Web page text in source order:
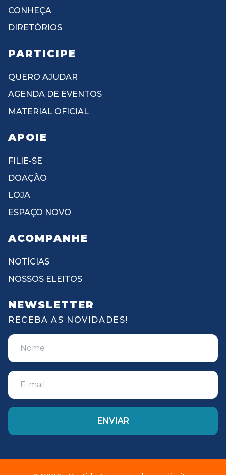
CONHEÇA
DIRETÓRIOS
PARTICIPE
QUERO AJUDAR
AGENDA DE EVENTOS
MATERIAL OFICIAL
APOIE
FILIE-SE
DOAÇÃO
LOJA
ESPAÇO NOVO
ACOMPANHE
NOTÍCIAS
NOSSOS ELEITOS
NEWSLETTER
RECEBA AS NOVIDADES!